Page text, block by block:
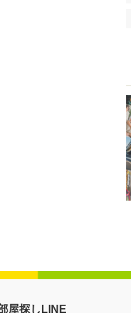
屋探しLINE